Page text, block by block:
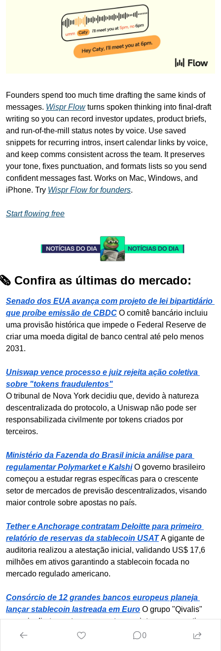
Founders spend too much time drafting the same kinds of
messages. Wispr Flow turns spoken thinking into final-draft
writing so you can record investor updates, product briefs,
and run-of-the-mill status notes by voice. Use saved
snippets for recurring intros, insert calendar links by voice,
and keep comms consistent across the team. It preserves
your tone, fixes punctuation, and formats lists so you send
confident messages fast. Works on Mac, Windows, and
iPhone. Try Wispr Flow for founders.
Start flowing free
Confira as últimas do mercado:
Senado dos EUA avança com projeto de lei bipartidário
que proíbe emissão de CBDC O comitê bancário incluiu
uma provisão histórica que impede o Federal Reserve de
criar uma moeda digital de banco central até pelo menos
2031.
Uniswap vence processo e juiz rejeita ação coletiva
sobre "tokens fraudulentos"
O tribunal de Nova York decidiu que, devido à natureza
descentralizada do protocolo, a Uniswap não pode ser
responsabilizada civilmente por tokens criados por
terceiros.
Ministério da Fazenda do Brasil inicia análise para
regulamentar Polymarket e Kalshi O governo brasileiro
começou a estudar regras específicas para o crescente
setor de mercados de previsão descentralizados, visando
maior controle sobre apostas no país.
Tether e Anchorage contratam Deloitte para primeiro
relatório de reservas da stablecoin USAT A gigante de
auditoria realizou a atestação inicial, validando US$ 17,6
milhões em ativos garantindo a stablecoin focada no
mercado regulado americano.
Consórcio de 12 grandes bancos europeus planeja
lançar stablecoin lastreada em Euro O grupo "Qivalis"
negocia diretamente com corretoras cripto para garantir
liquidez ao novo ativo, visando um lançamento oficial no
0